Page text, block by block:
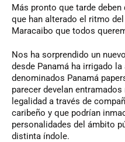
Más pronto que tarde
que han alterado el ritmo
Maracaibo que todos
Nos ha sorprendido un
desde Panamá ha irrigado
denominados Panamá
parecer develan
legalidad a través de
caribeño y que podrían
personalidades del ámbito
distinta índole.